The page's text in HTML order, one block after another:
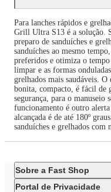
Para lanches rápidos e
Grill Ultra S13 é a solução.
preparo de sanduíches e
sanduíches ao mesmo
preferidos e otimiza o
limpar e as formas
grelhados mais saudáveis.
bonita, compacto, é fácil de
segurança, para o manuseio
funcionamento é outro
alcançada é de até 180º
sanduíches e grelhados
Sobre a Fast Shop
Portal de Privacidade